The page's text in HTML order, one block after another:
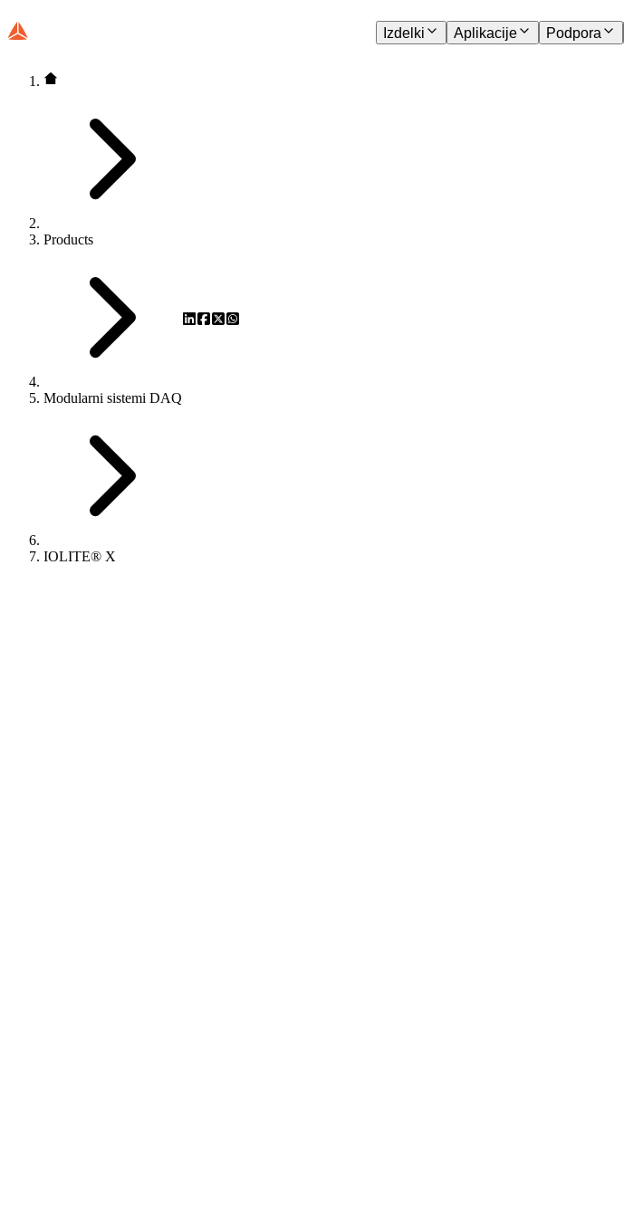
Izdelki Aplikacije Podpora
Products
Modularni sistemi DAQ
IOLITE® X